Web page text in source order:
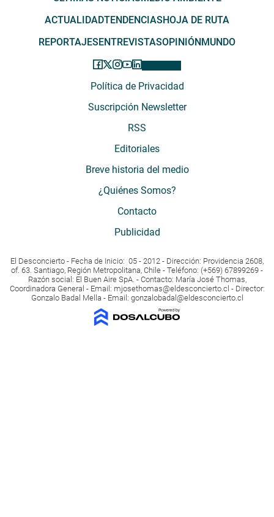
ACTUALIDADTENDENCIASHOJA DE RUTA
REPORTAJESENTREVISTASOPINIÓNMUNDO
Política de Privacidad
Suscripción Newsletter
RSS
Editoriales
Breve historia del medio
¿Quiénes Somos?
Contacto
Publicidad
El Desconcierto - Fecha de Inicio: 05 - 2012 - Dirección: Providencia 2608,
of. 63. Santiago, Región Metropolitana, Chile - Teléfono: (+569) 67899269 -
Razón social: El Buen Aire SpA. - Contacto: María José Thomas,
Coordinadora General - Email: mjosethomas@eldesconcierto.cl - Director:
Gonzalo Badal Mella - Email: gonzalobadal@eldesconcierto.cl